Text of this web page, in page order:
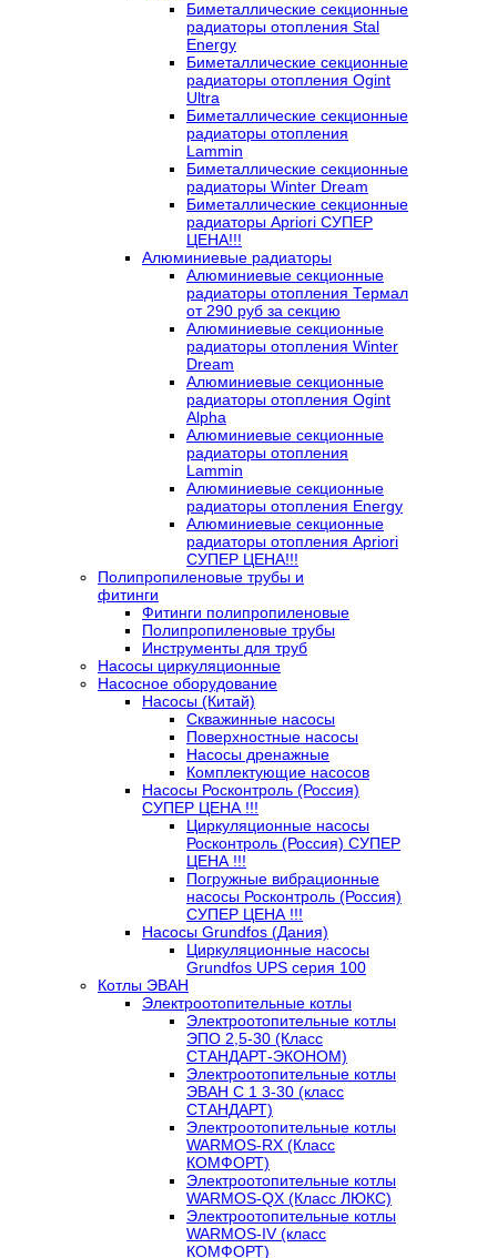
Биметаллические секционные
радиаторы отопления Stal
Energy
Биметаллические секционные
радиаторы отопления Ogint
Ultra
Биметаллические секционные
радиаторы отопления
Lammin
Биметаллические секционные
радиаторы Winter Dream
Биметаллические секционные
радиаторы Apriori СУПЕР
ЦЕНА!!!
Алюминиевые радиаторы
Алюминиевые секционные
радиаторы отопления Термал
от 290 руб за секцию
Алюминиевые секционные
радиаторы отопления Winter
Dream
Алюминиевые секционные
радиаторы отопления Ogint
Alpha
Алюминиевые секционные
радиаторы отопления
Lammin
Алюминиевые секционные
радиаторы отопления Energy
Алюминиевые секционные
радиаторы отопления Apriori
СУПЕР ЦЕНА!!!
Полипропиленовые трубы и
фитинги
Фитинги полипропиленовые
Полипропиленовые трубы
Инструменты для труб
Насосы циркуляционные
Насосное оборудование
Насосы (Китай)
Скважинные насосы
Поверхностные насосы
Насосы дренажные
Комплектующие насосов
Насосы Росконтроль (Россия)
СУПЕР ЦЕНА !!!
Циркуляционные насосы
Росконтроль (Россия) СУПЕР
ЦЕНА !!!
Погружные вибрационные
насосы Росконтроль (Россия)
СУПЕР ЦЕНА !!!
Насосы Grundfos (Дания)
Циркуляционные насосы
Grundfos UPS серия 100
Котлы ЭВАН
Электроотопительные котлы
Электроотопительные котлы
ЭПО 2,5-30 (Класс
СТАНДАРТ-ЭКОНОМ)
Электроотопительные котлы
ЭВАН С 1 3-30 (класс
СТАНДАРТ)
Электроотопительные котлы
WARMOS-RX (Класс
КОМФОРТ)
Электроотопительные котлы
WARMOS-QX (Класс ЛЮКС)
Электроотопительные котлы
WARMOS-IV (класс
КОМФОРТ)